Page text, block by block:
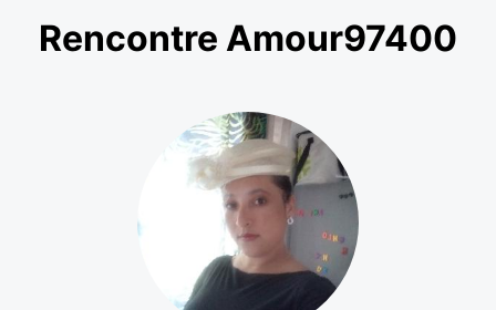
Rencontre Amour97400